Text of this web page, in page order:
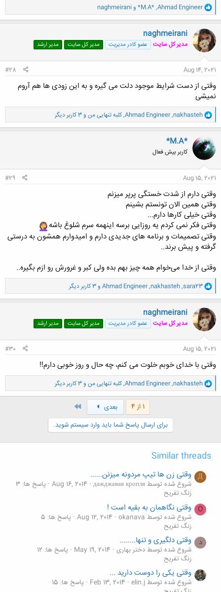
و
ا
ک
ن
ش
ه
ا
Ahmad Engineer
,
*M.A* و naghmeirani
naghmeirani
مدیر کل سایت عضو کادر مدیریت مدیر کل سایت مدیر ارشد
Aug 14, 2021
#28
وقتی از دست شرایط موجود دلت می گیره و به این زودی ها هم آروم
نمیشی
و
ا
ک
ن
ش
ه
ا
nakhasteh
,
Ahmad Engineer
,کلبه تنهایی من و 3 کاربر دیگر
*M.A*
کاربر بیش فعال
Aug 15, 2021
#29
وقتی دارم از شدت خستگی پرپر میزنم
وقتی همین الان تونستم بشینم
وقتی خیلی کارها دارم...
وقتی فکر نمی کردم یه روزایی برسه اینهمه سرم شلوغ باشه
وقتی تصمیمات و برنامه های جدیدی دارم و امیدوارم همشون به درستی
گرفته و پیش برند..
وقتی از خدا می‌خوام همه چیز بهم بده ولی کبر و غرورش رو ازم بگیره..
و
ا
ک
ن
ش
ه
ا
sara23
,
nakhasteh
,
Ahmad Engineer و 3 کاربر دیگر
naghmeirani
مدیر کل سایت عضو کادر مدیریت مدیر کل سایت مدیر ارشد
Aug 15, 2021
#30
وقتی با خدای خوبم خلوت می کنم، چه حال و روز خوبی دارم!!
و
ا
ک
nakhasteh
,
Ahmad Engineer
,کلبه تنهایی من و 3 کاربر دیگر
1 از 4 بعدی
برای ارسال پاسخ شما باید وارد سیستم شوید.
Similar threads
Д وقتی زن ها تیپ مردونه میزنن......
شروع شده توسط дажджавая кропля Aug 16, 2014 پاسخ ها: 3
زنگ تفريح
O وقتی نگاهمان به بقیه است !
شروع شده توسط okanava Aug 12, 2014 پاسخ ها: 5
زنگ تفريح
د وقتی دلگیری و تنها........
شروع شده توسط دختر بهاری May 19, 2014
پاسخ ها: 12
زنگ تفريح
وقتی یکی را دوست دارید ...
شروع شده توسط elin.j Feb 13, 2014
پاسخ ها: 15